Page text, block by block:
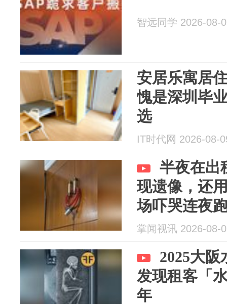
智远同学 2026-08-
安居乐寓居
愧是深圳毕
选
IT时代网 2026-08-
半夜在出
现遗像，还
场吓哭连夜
掌闻视讯 2026-08-
2025大
发现租客「
年